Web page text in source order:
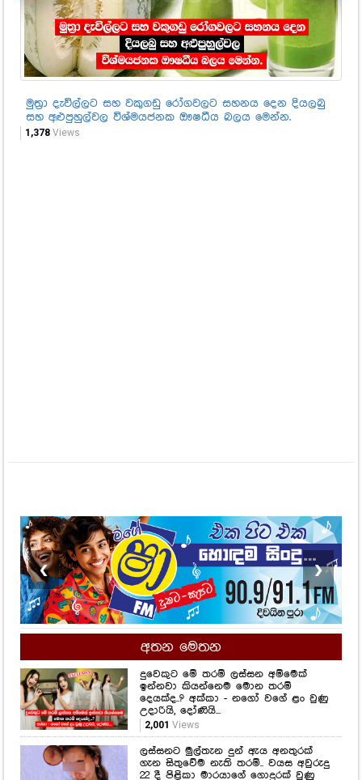
මුත්‍රා දැවිල්ලට සහ වකුගඩු රෝගවලට සහනය දෙන දියලබු
සහ අළුපුහුල්වල විශ්මයජනක ඖෂධීය බලය මෙන්න.
1,378 Views
❮ ❯
අතන මෙතන
දුවෙකුට මේ තරම් ලස්සන අම්මෙක්
ඉන්නවා කියන්නෙම මොන තරම්
දෙයක්ද..? අක්කා - නගෝ වගේ ළං වුණු
උදාරියි, දෝණියි...
2,001 Views
ලස්සනට මුල්තැන දුන් ඇය අනතුරක්
ගැන සිතුවේම නැති තරම්.. වයස අවුරුදු
22 දී පිළිකා මාරයාගේ ගොදුරක් වුණු